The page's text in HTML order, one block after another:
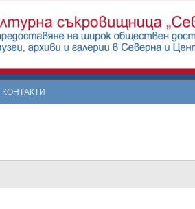
КОНТАКТИ